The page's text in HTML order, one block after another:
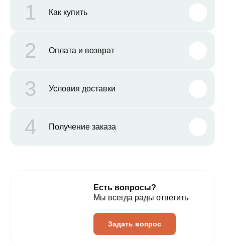
1 Как купить
2 Оплата и возврат
3 Условия доставки
4 Получение заказа
Есть вопросы?
Мы всегда рады ответить
Задать вопрос